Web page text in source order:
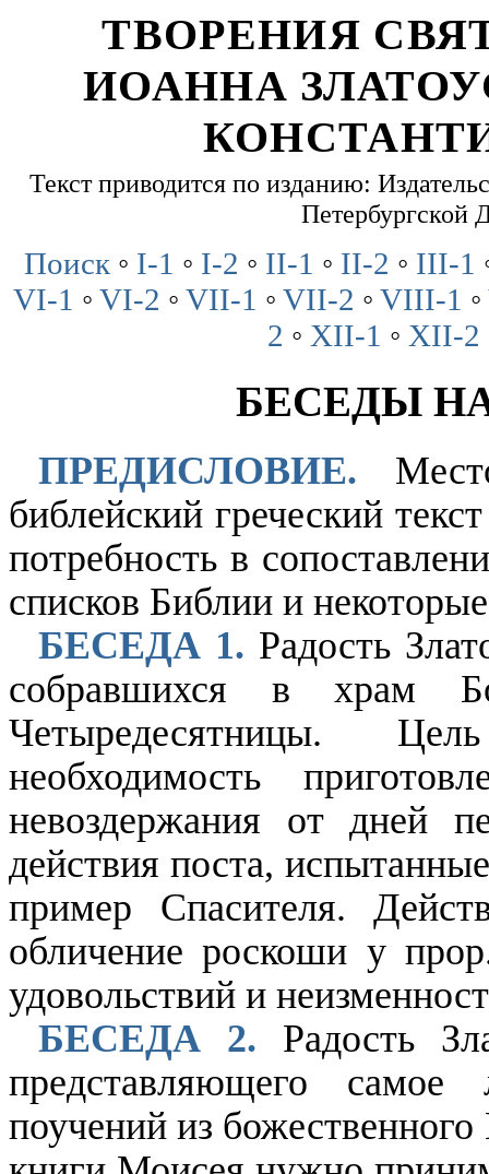
ТВОРЕНИЯ
ИОАННА
Текст приводится по изданию:
Петербургской
Поиск◦ I-1 ◦ I-2 ◦ II-1 ◦ II-2 ◦ III-1
VI-1 ◦ VI-2 ◦ VII-1 ◦ VII-2 ◦ VIII-1 ◦
2 ◦ XII-1 ◦ XII-2
БЕСЕДЫ
ПРЕДИСЛОВИЕ.
библейский греческий
потребность в
списков Библии и
БЕСЕДА 1. Радость
собравшихся в храм
Четыредесятницы.
необходимость
невоздержания от дней
действия поста,
пример Спасителя.
обличение роскоши у
удовольствий и
БЕСЕДА 2. Радость
представляющего
поучений из